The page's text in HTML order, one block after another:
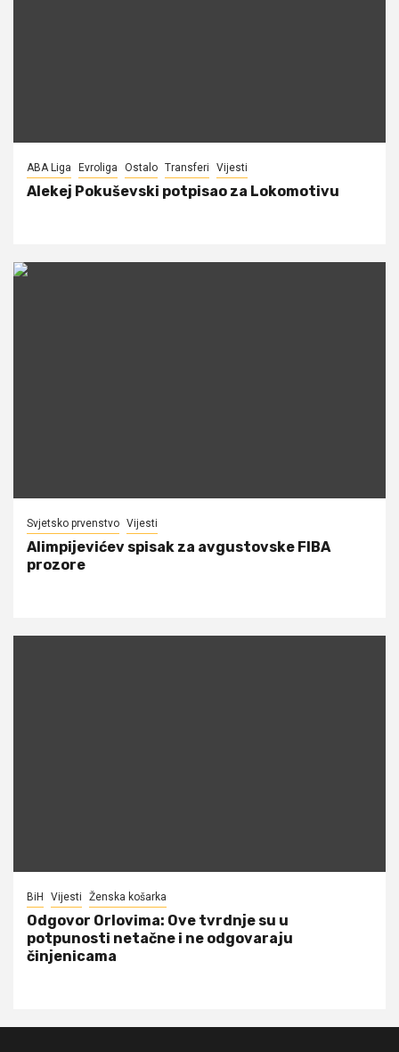
ABA Liga Evroliga Ostalo Transferi Vijesti
Alekej Pokuševski potpisao za Lokomotivu
Svjetsko prvenstvo Vijesti
Alimpijevićev spisak za avgustovske FIBA
prozore
BiH Vijesti Ženska košarka
Odgovor Orlovima: ​Ove tvrdnje su u
potpunosti netačne i ne odgovaraju
činjenicama